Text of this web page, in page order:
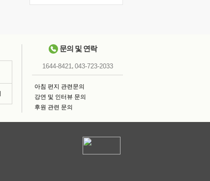
문의 및 연락
1644-8421, 043-723-2033
아침 편지 관련문의
강연 및 인터뷰 문의
후원 관련 문의